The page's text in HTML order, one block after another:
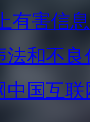
有害信
法和不
中国互